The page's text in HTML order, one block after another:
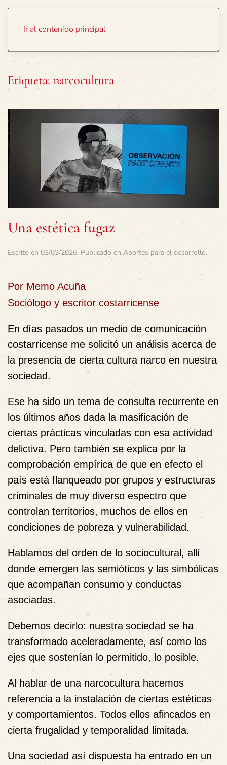
Ir al contenido principal
Etiqueta: narcocultura
Una estética fugaz
Escrito en 03/03/2026. Publicado en Aportes para el desarrollo.
Por Memo Acuña
Sociólogo y escritor costarricense
En días pasados un medio de comunicación
costarricense me solicitó un análisis acerca de
la presencia de cierta cultura narco en nuestra
sociedad.
Ese ha sido un tema de consulta recurrente en
los últimos años dada la masificación de
ciertas prácticas vinculadas con esa actividad
delictiva. Pero también se explica por la
comprobación empírica de que en efecto el
país está flanqueado por grupos y estructuras
criminales de muy diverso espectro que
controlan territorios, muchos de ellos en
condiciones de pobreza y vulnerabilidad.
Hablamos del orden de lo sociocultural, allí
donde emergen las semióticos y las simbólicas
que acompañan consumo y conductas
asociadas.
Debemos decirlo: nuestra sociedad se ha
transformado aceleradamente, así como los
ejes que sostenían lo permitido, lo posible.
Al hablar de una narcocultura hacemos
referencia a la instalación de ciertas estéticas
y comportamientos. Todos ellos afincados en
cierta frugalidad y temporalidad limitada.
Una sociedad así dispuesta ha entrado en un